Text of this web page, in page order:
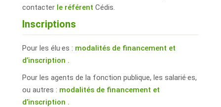
contacter le référent Cédis.
Inscriptions
Pour les élu·es : modalités de financement et
d’inscription .
Pour les agents de la fonction publique, les salarié·es,
ou autres : modalités de financement et
d’inscription .